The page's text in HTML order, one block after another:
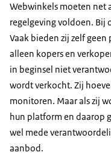
Webwinkels moeten net
regelgeving voldoen. Bij
Vaak bieden zij zelf
alleen kopers en
in beginsel niet
wordt verkocht. Zij
monitoren. Maar als zij
hun platform en daarop
wel mede
aanbod.